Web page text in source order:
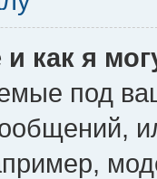
как я
под